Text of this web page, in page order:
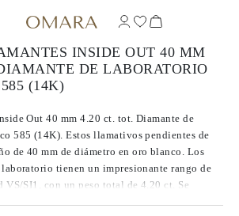
INSIDE OUT 40 MM
DE LABORATORIO
(14K)
Out 40 mm 4.20 ct. tot. Diamante de
585 (14K). Estos llamativos pendientes de
de 40 mm de diámetro en oro blanco. Los
laboratorio tienen un impresionante rango de
SI1, con un peso total de 4.20 ct. Se